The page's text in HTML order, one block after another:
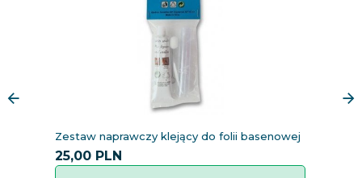
Zestaw naprawczy klejący do folii basenowej
25,00 PLN